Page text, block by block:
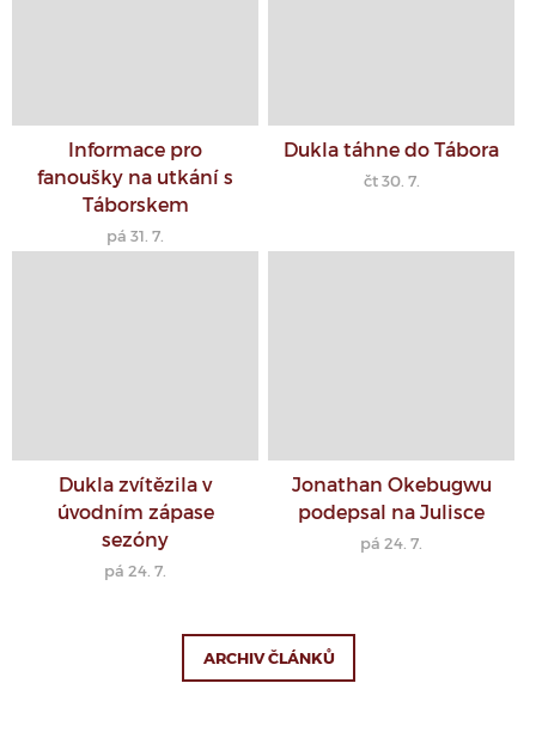
Informace pro
fanoušky na utkání s
Táborskem
pá 31. 7.
Dukla táhne do Tábora
čt 30. 7.
Dukla zvítězila v
úvodním zápase
sezóny
pá 24. 7.
Jonathan Okebugwu
podepsal na Julisce
pá 24. 7.
ARCHIV ČLÁNKŮ